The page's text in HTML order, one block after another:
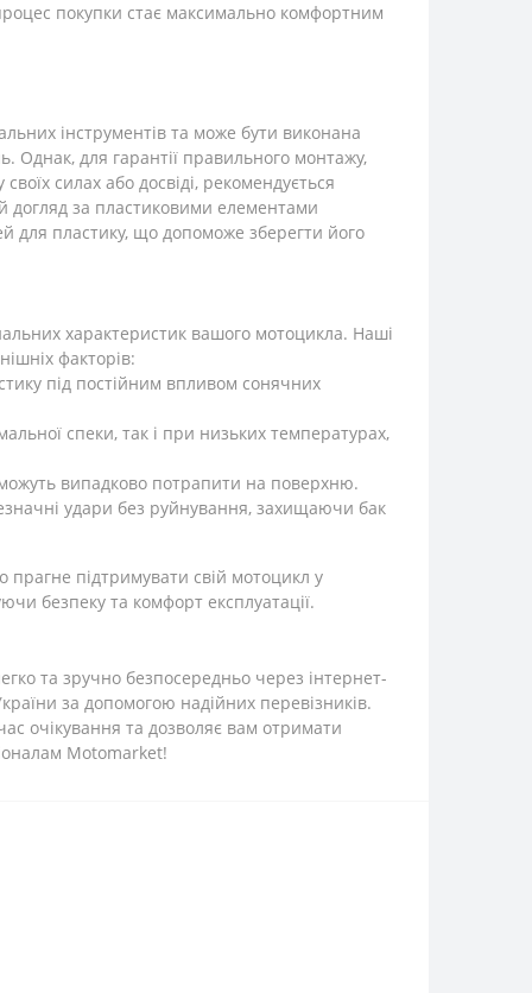
покупки стає максимально комфортним
інструментів та може бути виконана
Однак, для гарантії правильного монтажу,
силах або досвіді, рекомендується
догляд за пластиковими елементами
для пластику, що допоможе зберегти його
характеристик вашого мотоцикла. Наші
факторів:
під постійним впливом сонячних
спеки, так і при низьких температурах,
можуть випадково потрапити на поверхню.
удари без руйнування, захищаючи бак
підтримувати свій мотоцикл у
безпеку та комфорт експлуатації.
та зручно безпосередньо через інтернет-
за допомогою надійних перевізників.
очікування та дозволяє вам отримати
Motomarket!